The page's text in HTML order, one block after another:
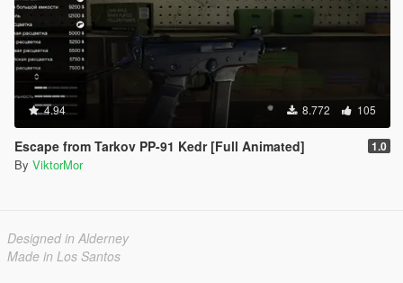
4.94 8.772 105
Escape from Tarkov PP-91 Kedr [Full Animated] 1.0
By ViktorMor
Designed in Alderney
Made in Los Santos